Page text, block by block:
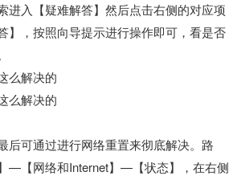
进入【疑难解答】然后点击右侧的对应项
】，按照向导提示进行操作即可，看是否
后可通过进行网络重置来彻底解决。路
—【网络和Internet】—【状态】，在右侧